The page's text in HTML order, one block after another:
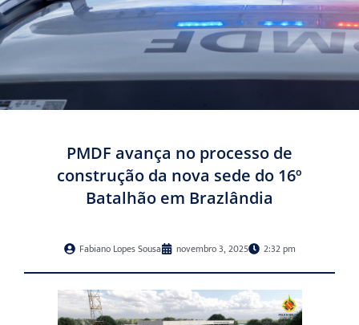
PMDF avança no processo de
construção da nova sede do 16º
Batalhão em Brazlândia
Fabiano Lopes Sousa novembro 3, 2025 2:32 pm